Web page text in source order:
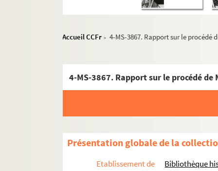
Accueil CCFr > 4-MS-3867. Rapport sur le procédé
4-MS-3867. Rapport sur le procédé
Présentation globale de la
Etablissement de
Bibliothèque